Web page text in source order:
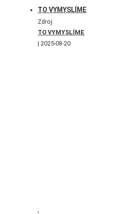
TO VYMYSLÍME
Zdroj:
TO VYMYSLÍME
2025-08-20
;